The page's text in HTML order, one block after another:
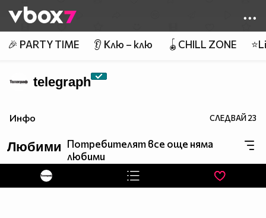
👾
🎉 PARTY TIME 👂 Клю – клю 🪀CHILL ZONE
telegraph
Инфо СЛЕДВАЙ23
Любими Потребителят все още няма
любими